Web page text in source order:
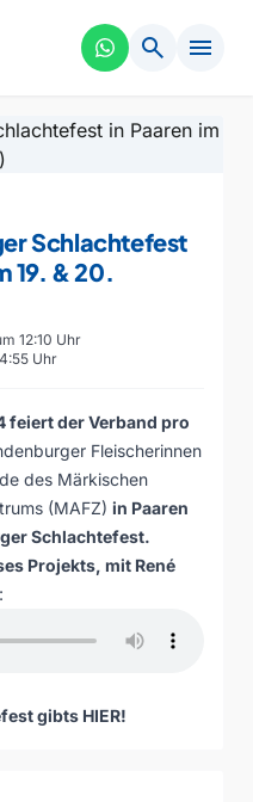
search menu
Schlachtefest
19. & 20.
12:10 Uhr
Uhr
feiert derVerband pro
Fleischerinnen
des Märkischen
(MAFZ) in Paaren
Schlachtefest.
Projekts, mit René
gibts HIER!